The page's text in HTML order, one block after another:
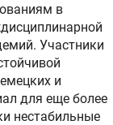
в
Участники
и
для еще более
нестабильные